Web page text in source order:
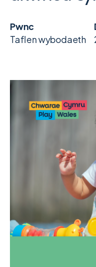
Pwnc
Taflen wybodaeth